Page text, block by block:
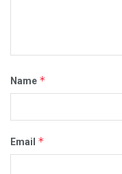
Name *
Email *